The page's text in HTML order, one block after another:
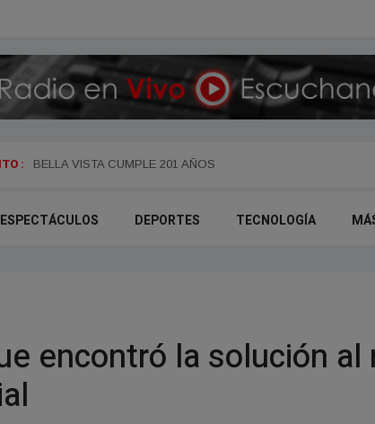
: BELLA VISTA CUMPLE 201 AÑOS
ESPECTÁCULOS DEPORTES TECNOLOGÍA
encontró la solución